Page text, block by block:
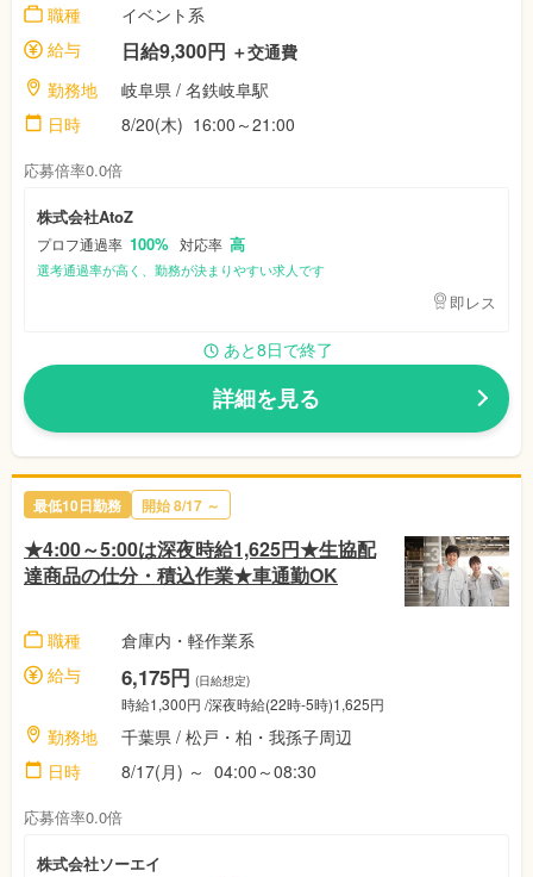
職種
イベント系
給与
日給9,300円 ＋交通費
勤務地
岐阜県 / 名鉄岐阜駅
日時
8/20(木) 16:00～21:00
応募倍率0.0倍
株式会社AtoZ
プロフ通過率 100% 対応率 高
選考通過率が高く、勤務が決まりやすい求人です
即レス
あと8日で終了
詳細を見る
最低10日勤務 開始8/17 ～
★4:00～5:00は深夜時給1,625円★生協配
達商品の仕分・積込作業★車通勤OK
職種
倉庫内・軽作業系
給与
6,175円 (日給想定)
時給1,300円 /深夜時給(22時-5時)1,625円
勤務地 千葉県 / 松戸・柏・我孫子周辺
日時
8/17(月) ～ 04:00～08:30
応募倍率0.0倍
株式会社ソーエイ